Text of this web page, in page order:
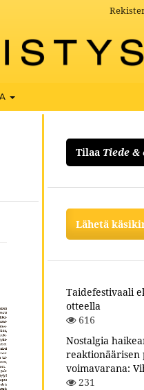
Tilaa Tiede &
Lähetä
Taidefestivaali
otteella
616
Nostalgia
reaktionäärisen
voimavarana:
231